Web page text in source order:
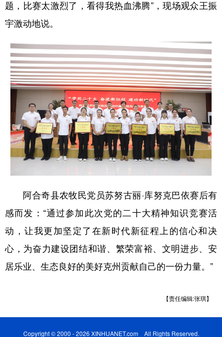
题，比赛太激烈了，看得我热血沸腾”，现场观众王振
宇激动地说。
阿合奇县农牧民党员苏努古丽·库努克巴依赛后有
感而发：“通过参加此次党的二十大精神知识竞赛活
动，让我更加坚定了在新时代新征程上的信心和决
心，为奋力建设团结和谐、繁荣富裕、文明进步、安
居乐业、生态良好的美好克州贡献自己的一份力量。”
【责任编辑:张琪】
Copyright © 2000 - 2026 XINHUANET.com All Rights Reserved.